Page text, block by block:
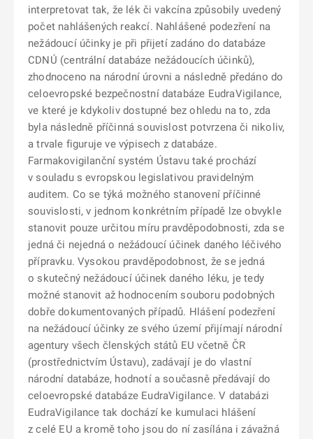
interpretovat tak, že lék či vakcína způsobily uvedený
počet nahlášených reakcí. Nahlášené podezření na
nežádoucí účinky je při přijetí zadáno do databáze
CDNÚ (centrální databáze nežádoucích účinků),
zhodnoceno na národní úrovni a následně předáno do
celoevropské bezpečnostní databáze EudraVigilance,
ve které je kdykoliv dostupné bez ohledu na to, zda
byla následně příčinná souvislost potvrzena či nikoliv,
a trvale figuruje ve výpisech z databáze.
Farmakovigilanční systém Ústavu také prochází
v souladu s evropskou legislativou pravidelným
auditem. Co se týká možného stanovení příčinné
souvislosti, v jednom konkrétním případě lze obvykle
stanovit pouze určitou míru pravděpodobnosti, zda se
jedná či nejedná o nežádoucí účinek daného léčivého
přípravku. Vysokou pravděpodobnost, že se jedná
o skutečný nežádoucí účinek daného léku, je tedy
možné stanovit až hodnocením souboru podobných
dobře dokumentovaných případů. Hlášení podezření
na nežádoucí účinky ze svého území přijímají národní
agentury všech členských států EU včetně ČR
(prostřednictvím Ústavu), zadávají je do vlastní
národní databáze, hodnotí a současně předávají do
celoevropské databáze EudraVigilance. V databázi
EudraVigilance tak dochází ke kumulaci hlášení
z celé EU a kromě toho jsou do ní zasílána i závažná